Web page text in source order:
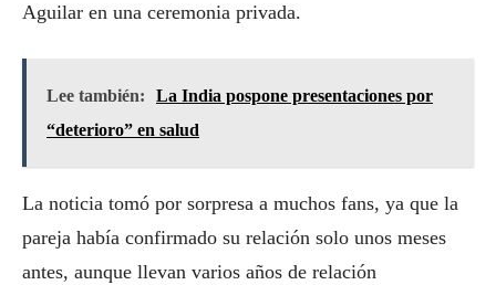
Aguilar en una ceremonia privada.
Lee también:
La India pospone presentaciones por
“deterioro” en salud
La noticia tomó por sorpresa a muchos fans, ya que la
pareja había confirmado su relación solo unos meses
antes, aunque llevan varios años de relación